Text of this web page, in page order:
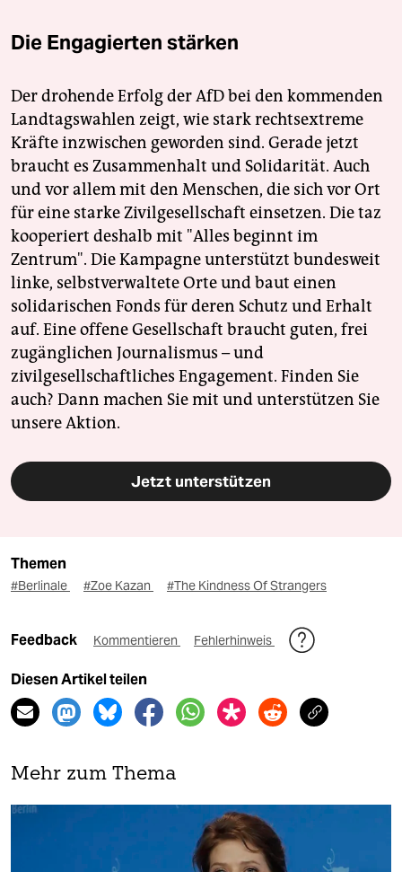
Die Engagierten stärken
Der drohende Erfolg der AfD bei den kommenden
Landtagswahlen zeigt, wie stark rechtsextreme
Kräfte inzwischen geworden sind. Gerade jetzt
braucht es Zusammenhalt und Solidarität. Auch
und vor allem mit den Menschen, die sich vor Ort
für eine starke Zivilgesellschaft einsetzen. Die taz
kooperiert deshalb mit "Alles beginnt im
Zentrum". Die Kampagne unterstützt bundesweit
linke, selbstverwaltete Orte und baut einen
solidarischen Fonds für deren Schutz und Erhalt
auf. Eine offene Gesellschaft braucht guten, frei
zugänglichen Journalismus – und
zivilgesellschaftliches Engagement. Finden Sie
auch? Dann machen Sie mit und unterstützen Sie
unsere Aktion.
Jetzt unterstützen
Themen
#Berlinale #Zoe Kazan #The Kindness Of Strangers
Feedback Kommentieren Fehlerhinweis
Diesen Artikel teilen
Mehr zum Thema